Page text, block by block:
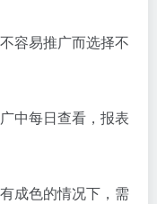
容易推广而选择不
中每日查看，报表
成色的情况下，需